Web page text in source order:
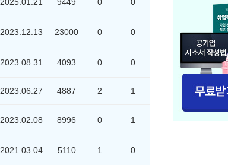
2023.12.13 23000 0 0
2023.08.31 4093 0 0
2023.06.27 4887 2 1
2023.02.08 8996 0 1
2021.03.04 5110 1 0